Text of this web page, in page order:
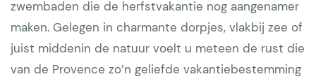
zwembaden die de herfstvakantie nog aangenamer
maken. Gelegen in charmante dorpjes, vlakbij zee of
juist middenin de natuur voelt u meteen de rust die
van de Provence zo’n geliefde vakantiebestemming